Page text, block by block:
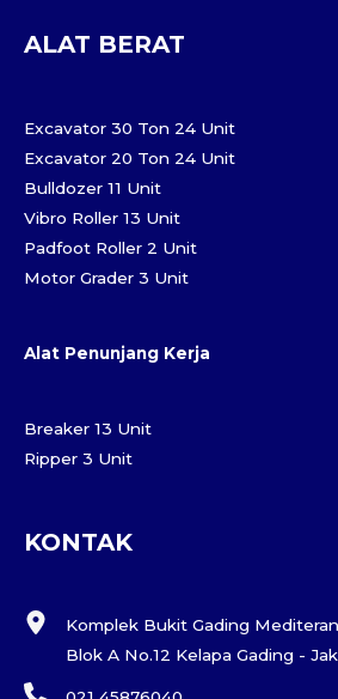
ALAT BERAT
Excavator 30 Ton 24 Unit
Excavator 20 Ton 24 Unit
Bulldozer 11 Unit
Vibro Roller 13 Unit
Padfoot Roller 2 Unit
Motor Grader 3 Unit
Alat Penunjang Kerja
Breaker 13 Unit
Ripper 3 Unit
KONTAK
Komplek Bukit Gading
Blok A No.12 Kelapa Gading -